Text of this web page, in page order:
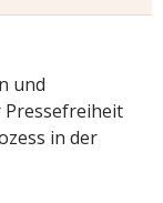
und
Pressefreiheit
in der